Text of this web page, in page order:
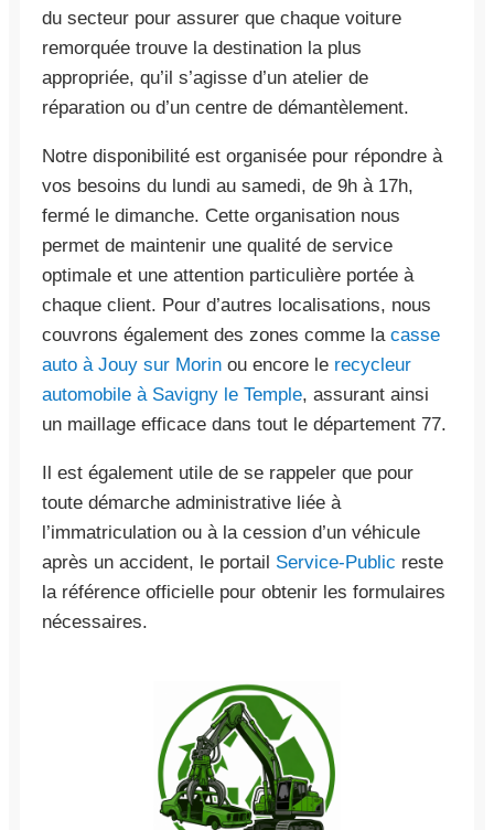
du secteur pour assurer que chaque voiture
remorquée trouve la destination la plus
appropriée, qu’il s’agisse d’un atelier de
réparation ou d’un centre de démantèlement.
Notre disponibilité est organisée pour répondre à
vos besoins du lundi au samedi, de 9h à 17h,
fermé le dimanche. Cette organisation nous
permet de maintenir une qualité de service
optimale et une attention particulière portée à
chaque client. Pour d’autres localisations, nous
couvrons également des zones comme la casse
auto à Jouy sur Morin ou encore le recycleur
automobile à Savigny le Temple, assurant ainsi
un maillage efficace dans tout le département 77.
Il est également utile de se rappeler que pour
toute démarche administrative liée à
l’immatriculation ou à la cession d’un véhicule
après un accident, le portail Service-Public reste
la référence officielle pour obtenir les formulaires
nécessaires.